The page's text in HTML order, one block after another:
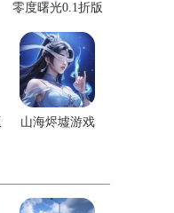
零度曙光0.1折版
山海烬墟游戏